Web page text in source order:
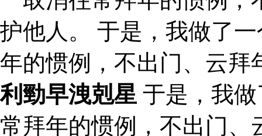
护他人。 于是，我做了
年的惯例，不出门、云
利勁早洩剋星 于是，我
常拜年的惯例，不出门、